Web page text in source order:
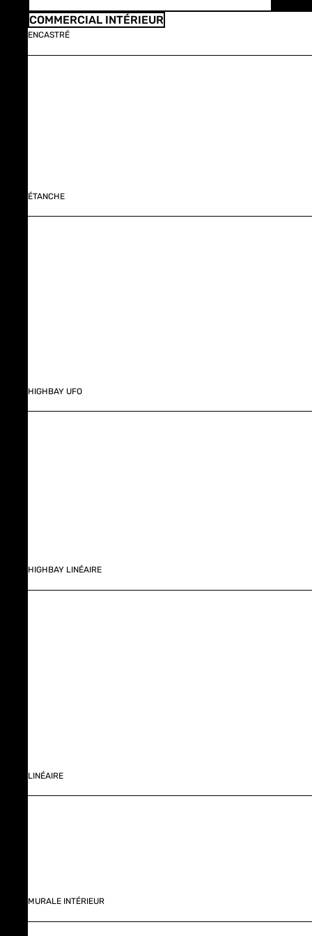
COMMERCIAL INTÉRIEUR
ENCASTRÉ
ÉTANCHE
HIGHBAY UFO
HIGHBAY LINÉAIRE
LINÉAIRE
MURALE INTÉRIEUR